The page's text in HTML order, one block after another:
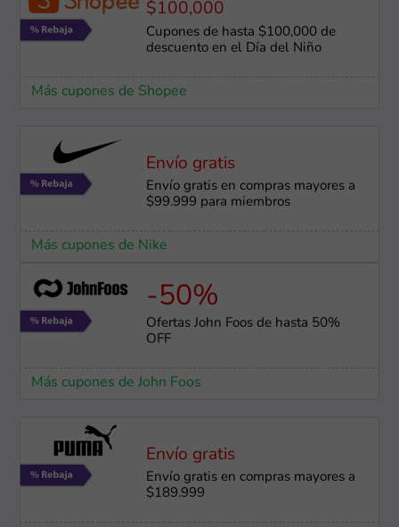
$100,000
Cupones de hasta $100,000 de
descuento en el Día del Niño
Más cupones de Shopee
Envío gratis
Envío gratis en compras mayores a
$99.999 para miembros
Más cupones de Nike
-50%
Ofertas John Foos de hasta 50%
OFF
Más cupones de John Foos
Envío gratis
Envío gratis en compras mayores a
$189.999